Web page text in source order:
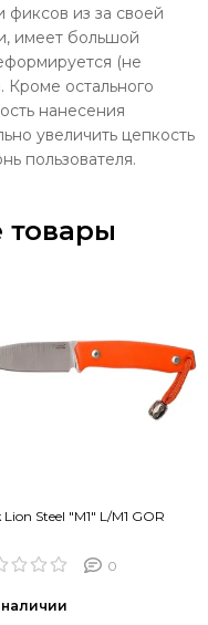
из за своей
имеет большой
(не
Кроме остального
нанесения
увеличить цепкость
пользователя.
товары
Steel "M1" L/M1 GOR
0